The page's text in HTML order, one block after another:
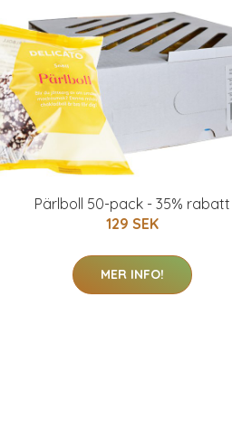
Pärlboll 50-pack - 35% rabatt
129 SEK
MER INFO!